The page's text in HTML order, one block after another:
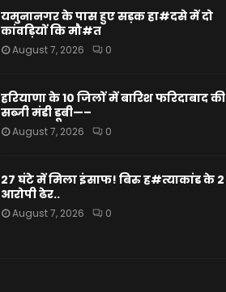
यमुनानगर के पास हुए सड़क हा#दसे में दो
कांवड़ियों कि मौ#त
August 7, 2026 0
हरियाणा के 10 जिलों में बारिश फरिदाबाद की
सब्जी मंडी डूबी—–
August 7, 2026 0
27 घंटे में मिला इंसाफ! बिरु ह#त्याकांड के 2
आरोपी ढेर..
August 7, 2026 0